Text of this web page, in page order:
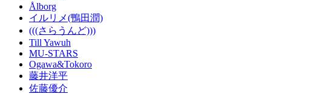
Ålborg
イルリメ(鴨田潤)
(((さらうんど)))
Till Yawuh
MU-STARS
Ogawa&Tokoro
藤井洋平
佐藤優介